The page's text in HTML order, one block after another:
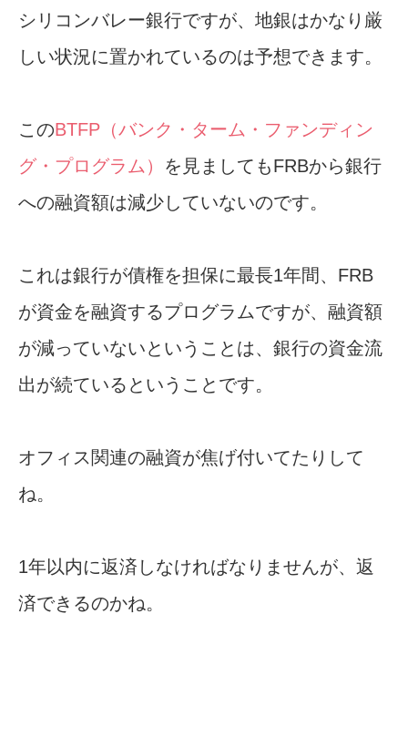
シリコンバレー銀行ですが、地銀はかなり厳
しい状況に置かれているのは予想できます。
このBTFP（バンク・ターム・ファンディン
グ・プログラム） を見ましてもFRBから銀行
への融資額は減少していないのです。
これは銀行が債権を担保に最長1年間、FRB
が資金を融資するプログラムですが、融資額
が減っていないということは、銀行の資金流
出が続ているということです。
オフィス関連の融資が焦げ付いてたりして
ね。
1年以内に返済しなければなりませんが、返
済できるのかね。